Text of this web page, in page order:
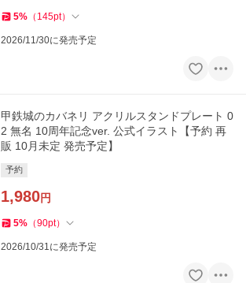
5% （ 145pt）
2026/11/30に発売予定
甲鉄城のカバネリ アクリルスタンドプレート 0
2 無名 10周年記念ver. 公式イラスト【予約 再
販 10月未定 発売予定】
予約
1,980円
5% （90pt）
2026/10/31に発売予定